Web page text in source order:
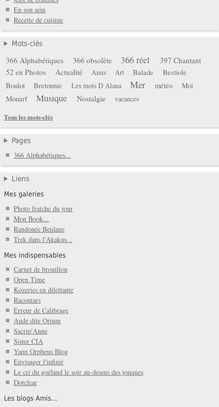
En son sein
Recette de cuisine
Mots-clés
366 Alphabétiques 366 obsolète 366 réel
397 Chantant
52 en Photos
Actualité Amis Art Balade
Bestiole
Boulot
Bretonnie Les mots D Alana Mer météo Moi
Mouarf Musique Nostalgie
vacances
Tous les mots-clés
Pages
366 Alphabétiques...
Liens
Mes galeries
Photo fraiche du jour
Mon Book...
Randonée Beidane
Trek dans l'Akakus...
Mes indispensables
Carnet de brouillon
Open Time
Kozeries en dilettante
Racontars
Erreur de Calibrage
Aude dite Orium
Sacrip'Anne
Sister CIA
Yann Orpheus Blog
Envisager l'infinir
Le cri du goéland le soir au-dessus des jonques
Dotclear
Les blogs Amis...